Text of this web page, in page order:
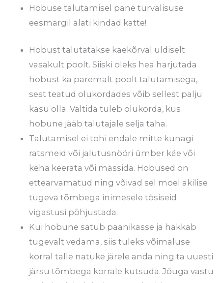
Hobuse talutamisel pane turvalisuse
eesmärgil alati kindad kätte!
Hobust talutatakse käekõrval üldiselt
vasakult poolt. Siiski oleks hea harjutada
hobust ka paremalt poolt talutamisega,
sest teatud olukordades võib sellest palju
kasu olla. Vältida tuleb olukorda, kus
hobune jääb talutajale selja taha.
Talutamisel ei tohi endale mitte kunagi
ratsmeid või jalutusnööri ümber käe või
keha keerata või mässida. Hobused on
ettearvamatud ning võivad sel moel äkilise
tugeva tõmbega inimesele tõsiseid
vigastusi põhjustada.
Kui hobune satub paanikasse ja hakkab
tugevalt vedama, siis tuleks võimaluse
korral talle natuke järele anda ning ta uuesti
järsu tõmbega korrale kutsuda. Jõuga vastu